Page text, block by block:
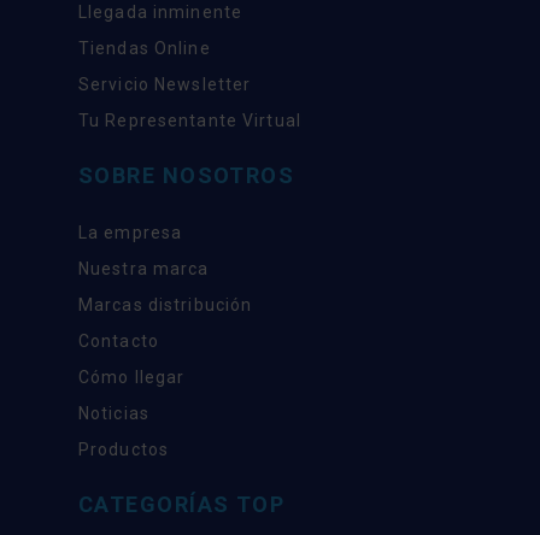
Llegada inminente
Tiendas Online
Servicio Newsletter
Tu Representante Virtual
SOBRE NOSOTROS
La empresa
Nuestra marca
Marcas distribución
Contacto
Cómo llegar
Noticias
Productos
CATEGORÍAS TOP